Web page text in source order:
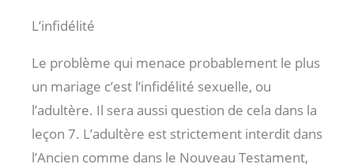
L’infidélité
Le problème qui menace probablement le plus
un mariage c’est l’infidélité sexuelle, ou
l’adultère. Il sera aussi question de cela dans la
leçon 7. L’adultère est strictement interdit dans
l’Ancien comme dans le Nouveau Testament,